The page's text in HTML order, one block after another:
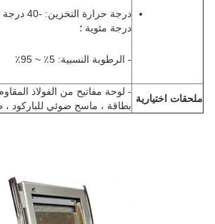
درجة مئوية ؛
- الرطوبة النسبية: 5٪ ~ 95٪
ملحقات اختيارية
- لوحة مفاتيح من الفولاذ
بطاقة ، ماسح ضوئي للباركود ،